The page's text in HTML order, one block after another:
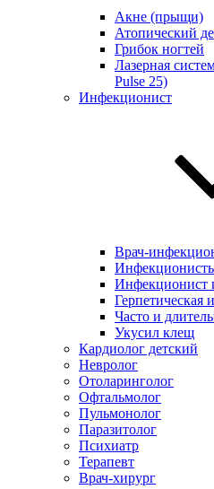
Акне (прыщи)
Атопический
Грибок ногтей
Лазерная
Pulse 25)
Инфекционист
Врач-
Инфекционист
Герпетическая
Часто и
Укусил клещ
Кардиолог детский
Невролог
Отоларинголог
Офтальмолог
Пульмонолог
Паразитолог
Психиатр
Терапевт
Врач-хирург